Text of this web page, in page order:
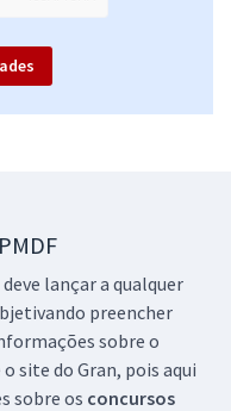
lançar a qualquer
preencher
sobre o
site do Gran, pois aqui
sobre os concursos